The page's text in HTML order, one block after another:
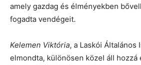
amely gazdag és élményekben
fogadta vendégeit.
Kelemen Viktória, a Laskói Általános
elmondta, különösen közel áll hozzá